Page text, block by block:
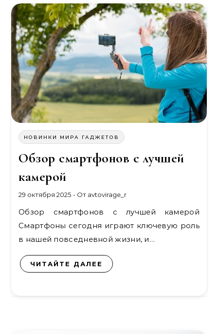
НОВИНКИ МИРА ГАДЖЕТОВ
Обзор смартфонов с лучшей
камерой
29 октября 2025 - От avtovirage_r
Обзор смартфонов с лучшей камерой
Смартфоны сегодня играют ключевую роль
в нашей повседневной жизни, и…
ЧИТАЙТЕ ДАЛЕЕ